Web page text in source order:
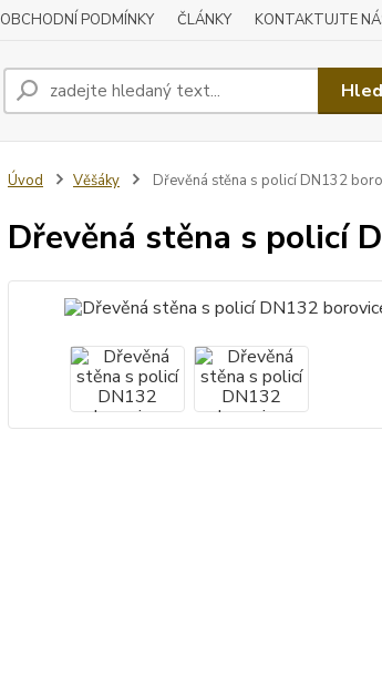
OBCHODNÍ PODMÍNKY ČLÁNKY KONTAKTUJTE
Úvod Věšáky Dřevěná stěna s policí DN132
Dřevěná stěna s policí